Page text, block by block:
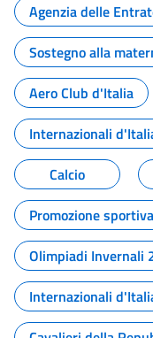
Agenzia delle
Sostegno alla
Aero Club d'Italia
Internazionali
Calcio
Promozione sportiva
Olimpiadi Invernali
Internazionali